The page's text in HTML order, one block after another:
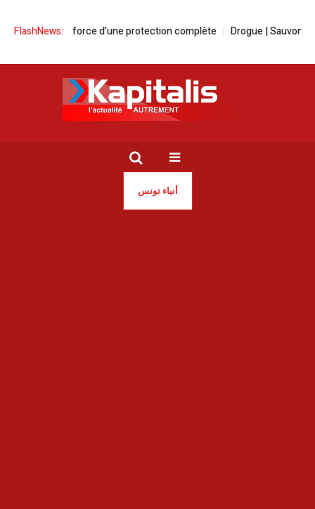
FlashNews:
d’une protection complète Drogue | Sauvons nos jeunes avant
أنباء تونس